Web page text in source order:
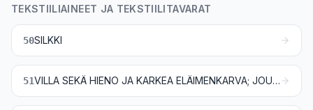
TEKSTIILIAINEET JA TEKSTIILITAVARAT
50SILKKI
51 VILLA SEKÄ HIENO JA KARKEA ELÄIMENKARVA; JOUHILANKA JA JOUHESTA KUDOTUT KANKAAT